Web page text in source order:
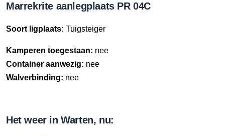
Marrekrite aanlegplaats PR 04C
Soort ligplaats: Tuigsteiger
Kamperen toegestaan: nee
Container aanwezig: nee
Walverbinding: nee
Het weer in Warten, nu: